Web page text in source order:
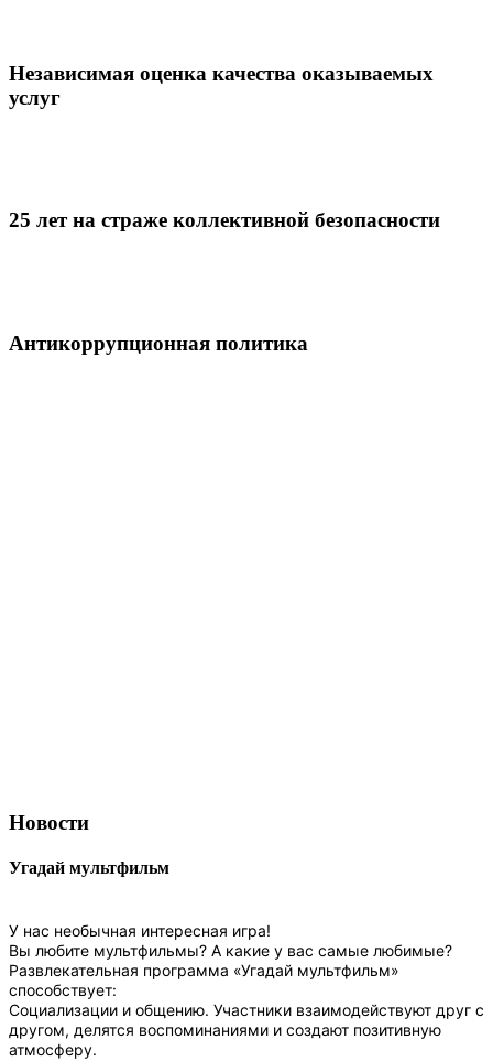
Независимая оценка качества оказываемых
услуг
25 лет на страже коллективной безопасности
Антикоррупционная политика
Новости
Угадай мультфильм
У нас необычная интересная игра!
Вы любите мультфильмы? А какие у вас самые любимые?
Развлекательная программа «Угадай мультфильм»
способствует:
Социализации и общению. Участники взаимодействуют друг с
другом, делятся воспоминаниями и создают позитивную
атмосферу.